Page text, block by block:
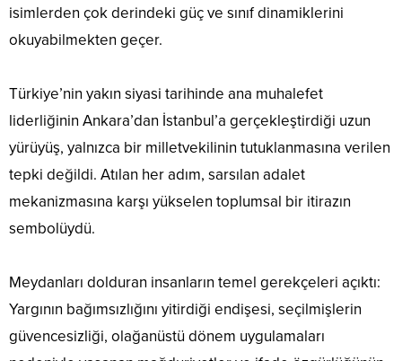
isimlerden çok derindeki güç ve sınıf dinamiklerini
okuyabilmekten geçer.
Türkiye’nin yakın siyasi tarihinde ana muhalefet
liderliğinin Ankara’dan İstanbul’a gerçekleştirdiği uzun
yürüyüş, yalnızca bir milletvekilinin tutuklanmasına verilen
tepki değildi. Atılan her adım, sarsılan adalet
mekanizmasına karşı yükselen toplumsal bir itirazın
sembolüydü.
Meydanları dolduran insanların temel gerekçeleri açıktı:
Yargının bağımsızlığını yitirdiği endişesi, seçilmişlerin
güvencesizliği, olağanüstü dönem uygulamaları